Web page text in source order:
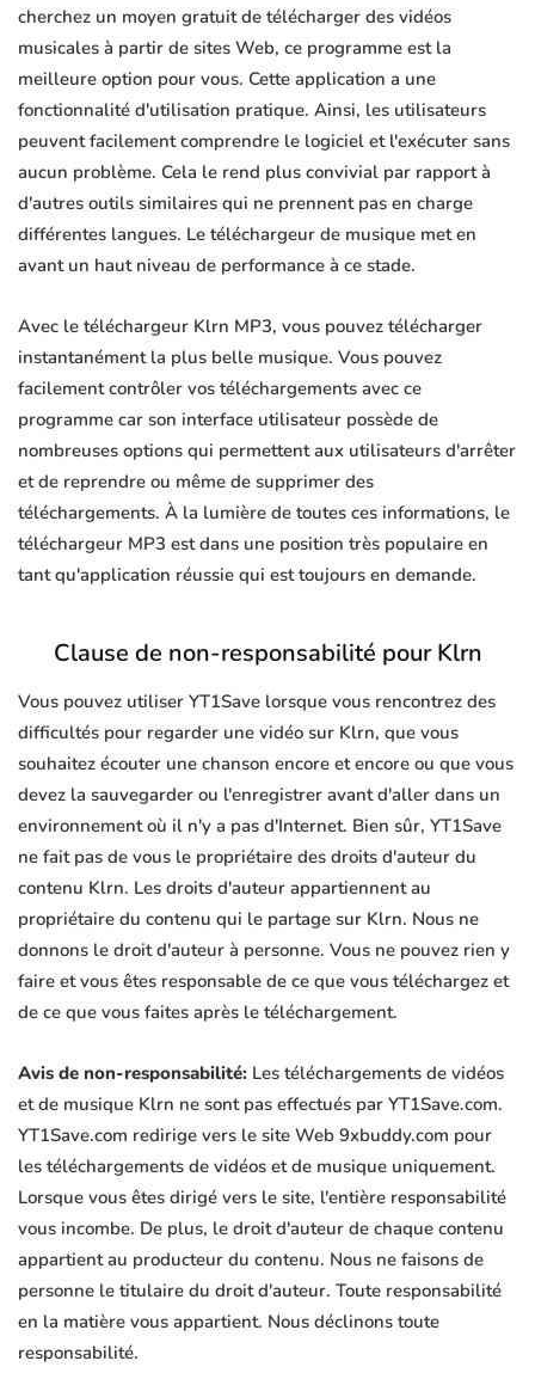
cherchez un moyen gratuit de télécharger des vidéos
musicales à partir de sites Web, ce programme est la
meilleure option pour vous. Cette application a une
fonctionnalité d'utilisation pratique. Ainsi, les utilisateurs
peuvent facilement comprendre le logiciel et l'exécuter sans
aucun problème. Cela le rend plus convivial par rapport à
d'autres outils similaires qui ne prennent pas en charge
différentes langues. Le téléchargeur de musique met en
avant un haut niveau de performance à ce stade.
Avec le téléchargeur Klrn MP3, vous pouvez télécharger
instantanément la plus belle musique. Vous pouvez
facilement contrôler vos téléchargements avec ce
programme car son interface utilisateur possède de
nombreuses options qui permettent aux utilisateurs d'arrêter
et de reprendre ou même de supprimer des
téléchargements. À la lumière de toutes ces informations, le
téléchargeur MP3 est dans une position très populaire en
tant qu'application réussie qui est toujours en demande.
Clause de non-responsabilité pour Klrn
Vous pouvez utiliser YT1Save lorsque vous rencontrez des
difficultés pour regarder une vidéo sur Klrn, que vous
souhaitez écouter une chanson encore et encore ou que vous
devez la sauvegarder ou l'enregistrer avant d'aller dans un
environnement où il n'y a pas d'Internet. Bien sûr, YT1Save
ne fait pas de vous le propriétaire des droits d'auteur du
contenu Klrn. Les droits d'auteur appartiennent au
propriétaire du contenu qui le partage sur Klrn. Nous ne
donnons le droit d'auteur à personne. Vous ne pouvez rien y
faire et vous êtes responsable de ce que vous téléchargez et
de ce que vous faites après le téléchargement.
Avis de non-responsabilité: Les téléchargements de vidéos
et de musique Klrn ne sont pas effectués par YT1Save.com.
YT1Save.com redirige vers le site Web 9xbuddy.com pour
les téléchargements de vidéos et de musique uniquement.
Lorsque vous êtes dirigé vers le site, l'entière responsabilité
vous incombe. De plus, le droit d'auteur de chaque contenu
appartient au producteur du contenu. Nous ne faisons de
personne le titulaire du droit d'auteur. Toute responsabilité
en la matière vous appartient. Nous déclinons toute
responsabilité.